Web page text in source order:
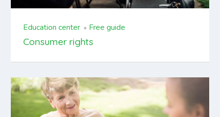
Education center Free guide
Consumer rights